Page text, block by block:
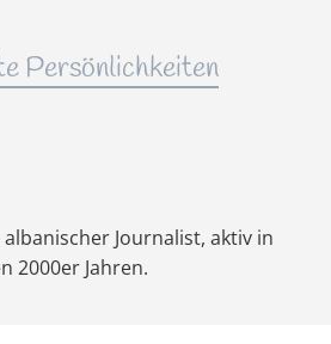
Persönlichkeiten
albanischer Journalist, aktiv in
2000er Jahren.